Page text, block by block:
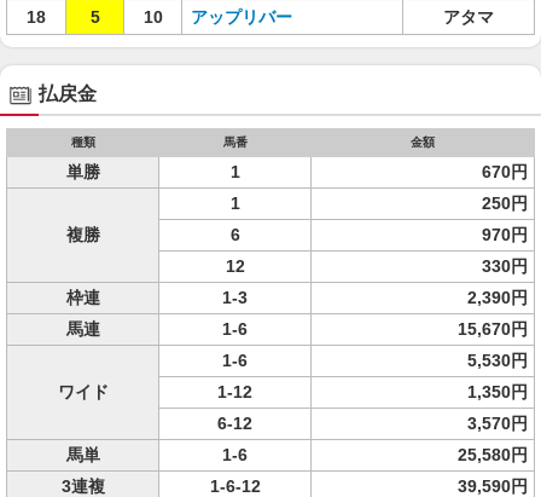
18
5 10 アップリバー アタマ
払戻金
種類 馬番 金額
単勝 1 670円
複勝
1
250円
6
970円
12
330円
枠連
1-3
2,390円
馬連
1-6 15,670円
ワイド
1-6
5,530円
1-12
1,350円
6-12
3,570円
馬単
1-6
25,580円
3連複
1-6-12
39,590円